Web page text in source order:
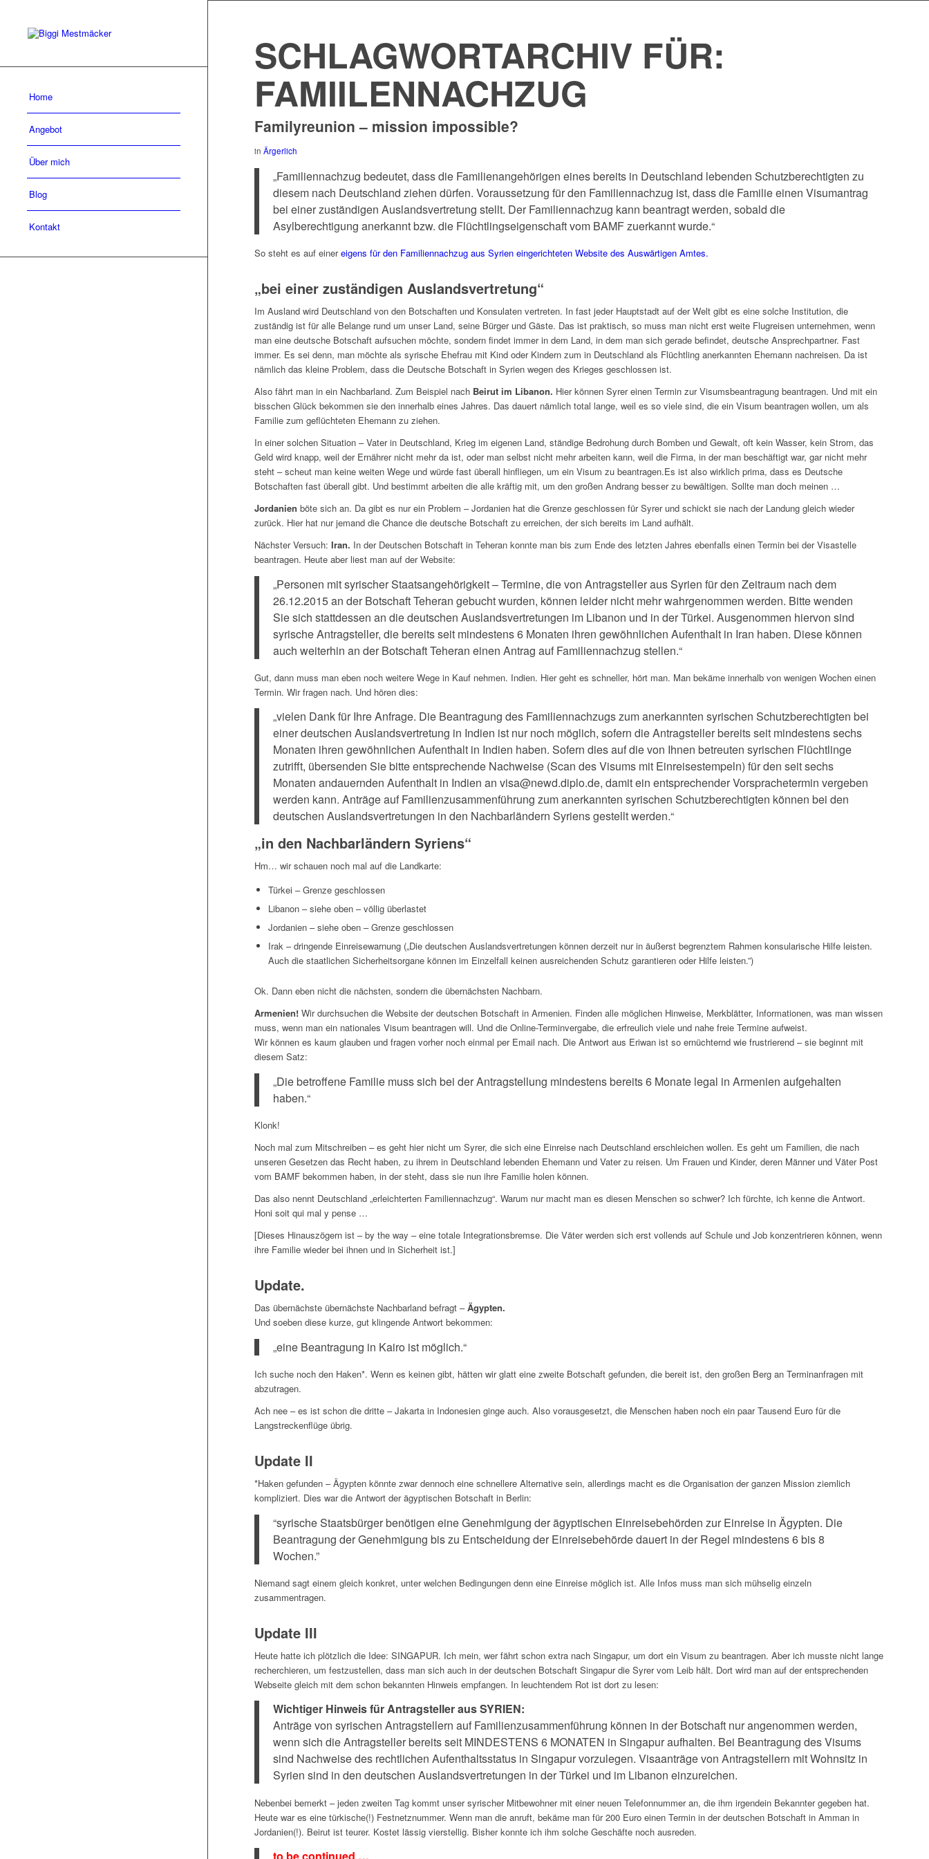
Home
Angebot
Über mich
Blog
Kontakt
SCHLAGWORTARCHIV FÜR:
FAMIILENNACHZUG
Familyreunion – mission impossible?
in Ärgerlich
„Familiennachzug bedeutet, dass die Familienangehörigen eines bereits in Deutschland lebenden Schutzberechtigten zu
diesem nach Deutschland ziehen dürfen. Voraussetzung für den Familiennachzug ist, dass die Familie einen Visumantrag
bei einer zuständigen Auslandsvertretung stellt. Der Familiennachzug kann beantragt werden, sobald die
Asylberechtigung anerkannt bzw. die Flüchtlingseigenschaft vom BAMF zuerkannt wurde.“
So steht es auf einereigens für den Familiennachzug aus Syrien eingerichteten Website des Auswärtigen Amtes.
„bei einer zuständigen Auslandsvertretung“
Im Ausland wird Deutschland von den Botschaften und Konsulaten vertreten. In fast jeder Hauptstadt auf der Welt gibt es eine solche Institution, die
zuständig ist für alle Belange rund um unser Land, seine Bürger und Gäste. Das ist praktisch, so muss man nicht erst weite Flugreisen unternehmen, wenn
man eine deutsche Botschaft aufsuchen möchte, sondern findet immer in dem Land, in dem man sich gerade befindet, deutsche Ansprechpartner. Fast
immer. Es sei denn, man möchte als syrische Ehefrau mit Kind oder Kindern zum in Deutschland als Flüchtling anerkannten Ehemann nachreisen. Da ist
nämlich das kleine Problem, dass die Deutsche Botschaft in Syrien wegen des Krieges geschlossen ist.
Also fährt man in ein Nachbarland. Zum Beispiel nach Beirut im Libanon. Hier können Syrer einen Termin zur Visumsbeantragung beantragen. Und mit ein
bisschen Glück bekommen sie den innerhalb eines Jahres. Das dauert nämlich total lange, weil es so viele sind, die ein Visum beantragen wollen, um als
Familie zum geflüchteten Ehemann zu ziehen.
In einer solchen Situation – Vater in Deutschland, Krieg im eigenen Land, ständige Bedrohung durch Bomben und Gewalt, oft kein Wasser, kein Strom, das
Geld wird knapp, weil der Ernährer nicht mehr da ist, oder man selbst nicht mehr arbeiten kann, weil die Firma, in der man beschäftigt war, gar nicht mehr
steht – scheut man keine weiten Wege und würde fast überall hinfliegen, um ein Visum zu beantragen.Es ist also wirklich prima, dass es Deutsche
Botschaften fast überall gibt. Und bestimmt arbeiten die alle kräftig mit, um den großen Andrang besser zu bewältigen. Sollte man doch meinen …
Jordanien böte sich an. Da gibt es nur ein Problem – Jordanien hat die Grenze geschlossen für Syrer und schickt sie nach der Landung gleich wieder
zurück. Hier hat nur jemand die Chance die deutsche Botschaft zu erreichen, der sich bereits im Land aufhält.
Nächster Versuch: Iran. In der Deutschen Botschaft in Teheran konnte man bis zum Ende des letzten Jahres ebenfalls einen Termin bei der Visastelle
beantragen. Heute aber liest man auf der Website:
„Personen mit syrischer Staatsangehörigkeit – Termine, die von Antragsteller aus Syrien für den Zeitraum nach dem
26.12.2015 an der Botschaft Teheran gebucht wurden, können leider nicht mehr wahrgenommen werden. Bitte wenden
Sie sich stattdessen an die deutschen Auslandsvertretungen im Libanon und in der Türkei. Ausgenommen hiervon sind
syrische Antragsteller, die bereits seit mindestens 6 Monaten ihren gewöhnlichen Aufenthalt in Iran haben. Diese können
auch weiterhin an der Botschaft Teheran einen Antrag auf Familiennachzug stellen.“
Gut, dann muss man eben noch weitere Wege in Kauf nehmen. Indien. Hier geht es schneller, hört man. Man bekäme innerhalb von wenigen Wochen einen
Termin. Wir fragen nach. Und hören dies:
„vielen Dank für Ihre Anfrage. Die Beantragung des Familiennachzugs zum anerkannten syrischen Schutzberechtigten bei
einer deutschen Auslandsvertretung in Indien ist nur noch möglich, sofern die Antragsteller bereits seit mindestens sechs
Monaten ihren gewöhnlichen Aufenthalt in Indien haben. Sofern dies auf die von Ihnen betreuten syrischen Flüchtlinge
zutrifft, übersenden Sie bitte entsprechende Nachweise (Scan des Visums mit Einreisestempeln) für den seit sechs
Monaten andauernden Aufenthalt in Indien an visa@newd.diplo.de, damit ein entsprechender Vorsprachetermin vergeben
werden kann. Anträge auf Familienzusammenführung zum anerkannten syrischen Schutzberechtigten können bei den
deutschen Auslandsvertretungen in den Nachbarländern Syriens gestellt werden.“
„in den Nachbarländern Syriens“
Hm… wir schauen noch mal auf die Landkarte:
Türkei – Grenze geschlossen
Libanon – siehe oben – völlig überlastet
Jordanien – siehe oben – Grenze geschlossen
Irak – dringende Einreisewarnung („Die deutschen Auslandsvertretungen können derzeit nur in äußerst begrenztem Rahmen konsularische Hilfe leisten.
Auch die staatlichen Sicherheitsorgane können im Einzelfall keinen ausreichenden Schutz garantieren oder Hilfe leisten.”)
Ok. Dann eben nicht die nächsten, sondern die übernächsten Nachbarn.
Armenien!Wir durchsuchen die Website der deutschen Botschaft in Armenien. Finden alle möglichen Hinweise, Merkblätter, Informationen, was man wissen
muss, wenn man ein nationales Visum beantragen will. Und die Online-Terminvergabe, die erfreulich viele und nahe freie Termine aufweist.
Wir können es kaum glauben und fragen vorher noch einmal per Email nach. Die Antwort aus Eriwan ist so ernüchternd wie frustrierend – sie beginnt mit
diesem Satz:
„Die betroffene Familie muss sich bei der Antragstellung mindestens bereits 6 Monate legal in Armenien aufgehalten
haben.“
Klonk!
Noch mal zum Mitschreiben – es geht hier nicht um Syrer, die sich eine Einreise nach Deutschland erschleichen wollen. Es geht um Familien, die nach
unseren Gesetzen das Recht haben, zu ihrem in Deutschland lebenden Ehemann und Vater zu reisen. Um Frauen und Kinder, deren Männer und Väter Post
vom BAMF bekommen haben, in der steht, dass sie nun ihre Familie holen können.
Das also nennt Deutschland „erleichterten Familiennachzug“. Warum nur macht man es diesen Menschen so schwer? Ich fürchte, ich kenne die Antwort.
Honi soit qui mal y pense …
[Dieses Hinauszögern ist – by the way – eine totale Integrationsbremse. Die Väter werden sich erst vollends auf Schule und Job konzentrieren können, wenn
ihre Familie wieder bei ihnen und in Sicherheit ist.]
Update.
Das übernächste übernächste Nachbarland befragt –Ägypten.
Und soeben diese kurze, gut klingende Antwort bekommen:
„eine Beantragung in Kairo ist möglich.“
Ich suche noch den Haken*. Wenn es keinen gibt, hätten wir glatt eine zweite Botschaft gefunden, die bereit ist, den großen Berg an Terminanfragen mit
abzutragen.
Ach nee – es ist schon die dritte – Jakarta in Indonesien ginge auch. Also vorausgesetzt, die Menschen haben noch ein paar Tausend Euro für die
Langstreckenflüge übrig.
Update II
*Haken gefunden – Ägypten könnte zwar dennoch eine schnellere Alternative sein, allerdings macht es die Organisation der ganzen Mission ziemlich
kompliziert. Dies war die Antwort der ägyptischen Botschaft in Berlin:
“syrische Staatsbürger benötigen eine Genehmigung der ägyptischen Einreisebehörden zur Einreise in Ägypten. Die
Beantragung der Genehmigung bis zu Entscheidung der Einreisebehörde dauert in der Regel mindestens 6 bis 8
Wochen.”
Niemand sagt einem gleich konkret, unter welchen Bedingungen denn eine Einreise möglich ist. Alle Infos muss man sich mühselig einzeln
zusammentragen.
Update III
Heute hatte ich plötzlich die Idee: SINGAPUR. Ich mein, wer fährt schon extra nach Singapur, um dort ein Visum zu beantragen. Aber ich musste nicht lange
recherchieren, um festzustellen, dass man sich auch in der deutschen Botschaft Singapur die Syrer vom Leib hält. Dort wird man auf der entsprechenden
Webseite gleich mit dem schon bekannten Hinweis empfangen. In leuchtendem Rot ist dort zu lesen:
Wichtiger Hinweis für Antragsteller aus SYRIEN:
Anträge von syrischen Antragstellern auf Familienzusammenführung können in der Botschaft nur angenommen werden,
wenn sich die Antragsteller bereits seit MINDESTENS 6 MONATEN in Singapur aufhalten. Bei Beantragung des Visums
sind Nachweise des rechtlichen Aufenthaltsstatus in Singapur vorzulegen. Visaanträge von Antragstellern mit Wohnsitz in
Syrien sind in den deutschen Auslandsvertretungen in der Türkei und im Libanon einzureichen.
Nebenbei bemerkt – jeden zweiten Tag kommt unser syrischer Mitbewohner mit einer neuen Telefonnummer an, die ihm irgendein Bekannter gegeben hat.
Heute war es eine türkische(!) Festnetznummer. Wenn man die anruft, bekäme man für 200 Euro einen Termin in der deutschen Botschaft in Amman in
Jordanien(!). Beirut ist teurer. Kostet lässig vierstellig. Bisher konnte ich ihm solche Geschäfte noch ausreden.